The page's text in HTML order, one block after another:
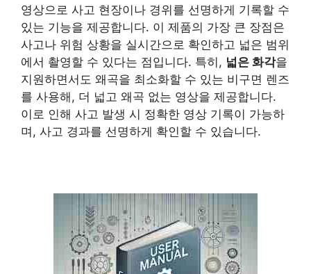
영상으로 사고 현장이나 경위를 선명하게 기록할 수
있는 기능을 제공합니다. 이 제품의 가장 큰 장점은
사고나 위험 상황을 실시간으로 확인하고 넓은 범위
에서 촬영할 수 있다는 점입니다. 특히, 넓은 화각을
지원하면서도 왜곡을 최소화할 수 있는 비구면 렌즈
를 사용해, 더 넓고 왜곡 없는 영상을 제공합니다.
이로 인해 사고 발생 시 정확한 영상 기록이 가능하
며, 사고 경과를 선명하게 확인할 수 있습니다.